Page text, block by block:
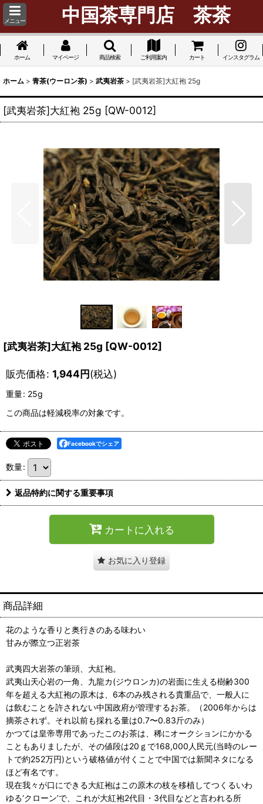
メニュー 中国茶専門店 茶茶
ホーム マイページ 商品検索 ご利用案内 カート インスタグラム
ホーム > 青茶(ウーロン茶) > 武夷岩茶 > [武夷岩茶]大紅袍 25g
[武夷岩茶]大紅袍 25g [QW-0012]
[武夷岩茶]大紅袍 25g [QW-0012]
販売価格: 1,944円(税込)
重量: 25g
この商品は軽減税率の対象です。
Facebookでシェア
数量:
返品特約に関する重要事項
カートに入れる
お気に入り登録
商品詳細
花のような香りと奥行きのある味わい
甘みが際立つ正岩茶
武夷四大岩茶の筆頭、大紅袍。
武夷山天心岩の一角、九龍カ(ジウロンカ)の岩面に生える樹齢300
年を超える大紅袍の原木は、6本のみ残される貴重品で、一般人に
は飲むことを許されない中国政府が管理するお茶。（2006年からは
摘茶されず。それ以前も採れる量は0.7〜0.83斤のみ）
かつては皇帝専用であったこのお茶は、稀にオークションにかかる
こともありましたが、その値段は20ｇで168,000人民元(当時のレー
トで約252万円)という破格値が付くことで中国では新聞ネタになる
ほど有名です。
現在我々が口にできる大紅袍はこの原木の枝を移植してつくるいわ
ゆる‘クローン’で、これが大紅袍2代目・3代目などと言われる所